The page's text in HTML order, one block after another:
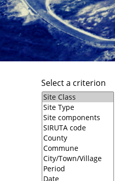
Select a criterion